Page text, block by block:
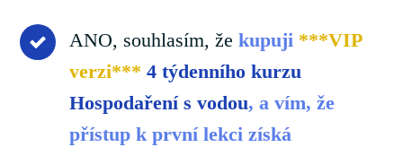
ANO, souhlasím, žekupuji ***VIP
verzi*** 4 týdenního kurzu
Hospodaření s vodou, a vím, že
přístup k první lekci získá